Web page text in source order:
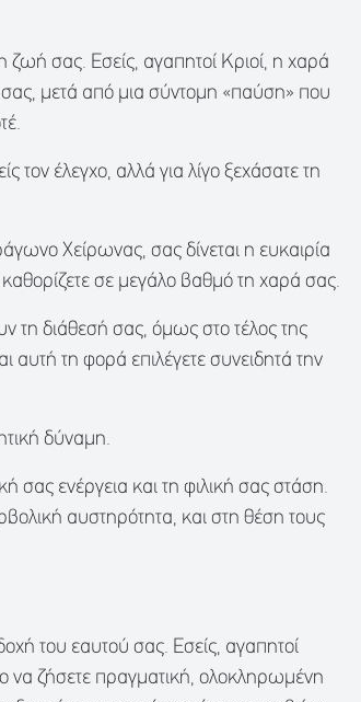
ζωή σας. Εσείς, αγαπητοί Κριοί, η χαρά
μετά από μια σύντομη «παύση» που
τον έλεγχο, αλλά για λίγο ξεχάσατε τη
Χείρωνας, σας δίνεται η ευκαιρία
καθορίζετε σε μεγάλο βαθμό τη χαρά σας.
τη διάθεσή σας, όμως στο τέλος της
αυτή τη φορά επιλέγετε συνειδητά την
δύναμη.
σας ενέργεια και τη φιλική σας στάση.
αυστηρότητα, και στη θέση τους
του εαυτού σας. Εσείς, αγαπητοί
να ζήσετε πραγματική, ολοκληρωμένη